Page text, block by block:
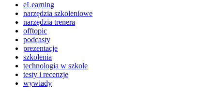
eLearning
narzędzia szkoleniowe
narzędzia trenera
offtopic
podcasty
prezentacje
szkolenia
technologia w szkole
testy i recenzje
wywiady